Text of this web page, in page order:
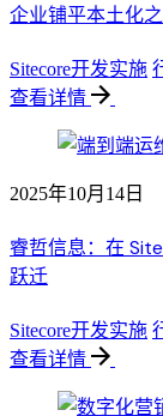
企业铺平本土化
Sitecore开发实施
查看详情
2025年10月14日
睿哲信息：在
跃迁
Sitecore开发实施
查看详情